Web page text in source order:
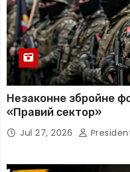
Незаконне збройне
«Правий сектор»
Jul 27, 2026